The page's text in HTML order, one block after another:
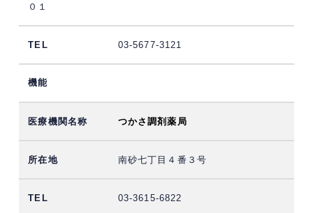
０１
03-5677-3121
つかさ調剤薬局
南砂七丁目４番３号
03-3615-6822